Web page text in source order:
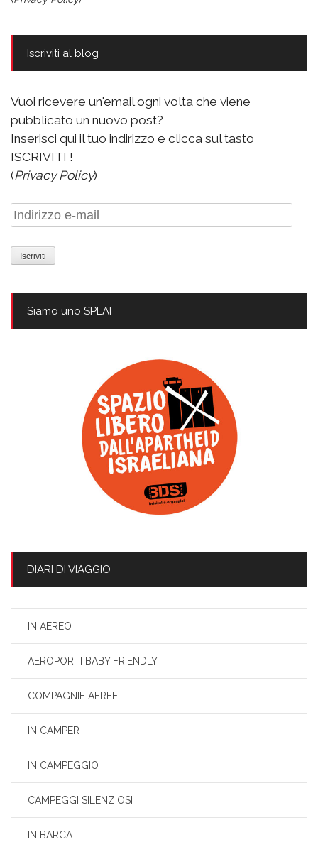
Iscriviti al blog
Vuoi ricevere un'email ogni volta che viene
pubblicato un nuovo post?
Inserisci qui il tuo indirizzo e clicca sul tasto
ISCRIVITI !
(Privacy Policy)
Indirizzo
e-
mail
Siamo uno SPLAI
DIARI DI VIAGGIO
IN AEREO
AEROPORTI BABY FRIENDLY
COMPAGNIE AEREE
IN CAMPER
IN CAMPEGGIO
CAMPEGGI SILENZIOSI
IN BARCA